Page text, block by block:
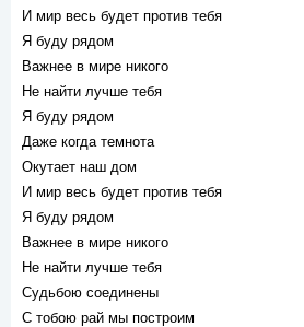
И мир весь будет против тебя
Я буду рядом
Важнее в мире никого
Не найти лучше тебя
Я буду рядом
Даже когда темнота
Окутает наш дом
И мир весь будет против тебя
Я буду рядом
Важнее в мире никого
Не найти лучше тебя
Судьбою соединены
С тобою рай мы построим